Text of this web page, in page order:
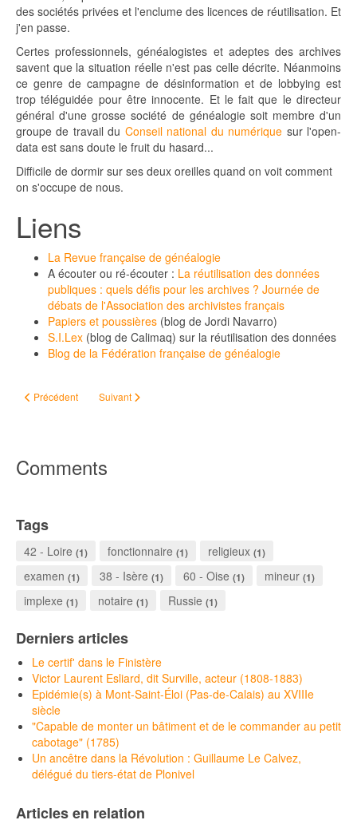
des sociétés privées et l'enclume des licences de réutilisation. Et
j'en passe.
Certes professionnels, généalogistes et adeptes des archives
savent que la situation réelle n'est pas celle décrite. Néanmoins
ce genre de campagne de désinformation et de lobbying est
trop téléguidée pour être innocente. Et le fait que le directeur
général d'une grosse société de généalogie soit membre d'un
groupe de travail du Conseil national du numérique sur l'open-
data est sans doute le fruit du hasard...
Difficile de dormir sur ses deux oreilles quand on voit comment
on s'occupe de nous.
Liens
La Revue française de généalogie
A écouter ou ré-écouter : La réutilisation des données
publiques : quels défis pour les archives ? Journée de
débats de l'Association des archivistes français
Papiers et poussières (blog de Jordi Navarro)
S.I.Lex (blog de Calimaq) sur la réutilisation des données
Blog de la Fédération française de généalogie
Article précédent : Les Archives de la Vendée à l'heure du 2.0
Précédent Article suivant : Les cahiers de doléances du Maine-et-
Suivant
Comments
Tags
42 - Loire (1) fonctionnaire (1) religieux (1)
examen (1) 38 - Isère (1) 60 - Oise (1) mineur (1)
implexe (1) notaire (1) Russie (1)
Derniers articles
Le certif' dans le Finistère
Victor Laurent Esliard, dit Surville, acteur (1808-1883)
Epidémie(s) à Mont-Saint-Éloi (Pas-de-Calais) au XVIIIe
siècle
"Capable de monter un bâtiment et de le commander au petit
cabotage" (1785)
Un ancêtre dans la Révolution : Guillaume Le Calvez,
délégué du tiers-état de Plonivel
Articles en relation